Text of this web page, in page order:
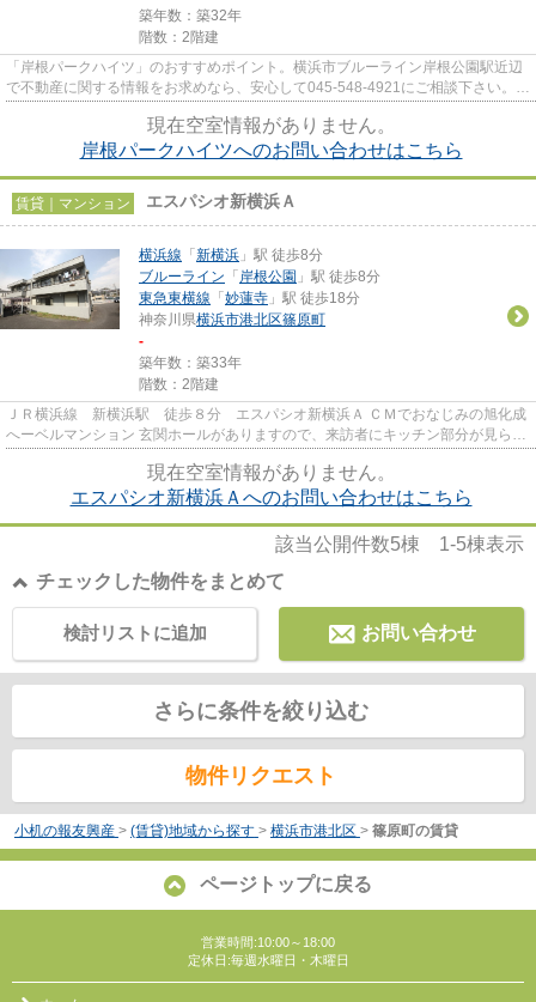
築年数：築32年
階数：2階建
「岸根パークハイツ」のおすすめポイント。横浜市ブルーライン岸根公園駅近辺
で不動産に関する情報をお求めなら、安心して045-548-4921にご相談下さい。報
現在空室情報がありません。
岸根パークハイツへのお問い合わせはこちら
賃貸｜マンション エスパシオ新横浜Ａ
横浜線 「 新横浜 」駅 徒歩8分
ブルーライン 「 岸根公園 」駅 徒歩8分
東急東横線 「 妙蓮寺 」駅 徒歩18分
神奈川県横浜市港北区篠原町
-
築年数：築33年
階数：2階建
ＪＲ横浜線 新横浜駅 徒歩８分 エスパシオ新横浜Ａ ＣＭでおなじみの旭化成
へーベルマンション 玄関ホールがありますので、来訪者にキッチン部分が見られ
現在空室情報がありません。
エスパシオ新横浜Ａへのお問い合わせはこちら
該当公開件数5棟 1-5棟表示
チェックした物件をまとめて
お問い合わせ
検討リストに追加
さらに条件を絞り込む
物件リクエスト
小机の報友興産 > (賃貸)地域から探す > 横浜市港北区 > 篠原町の賃貸
ページトップに戻る
営業時間:10:00～18:00
定休日:毎週水曜日・木曜日